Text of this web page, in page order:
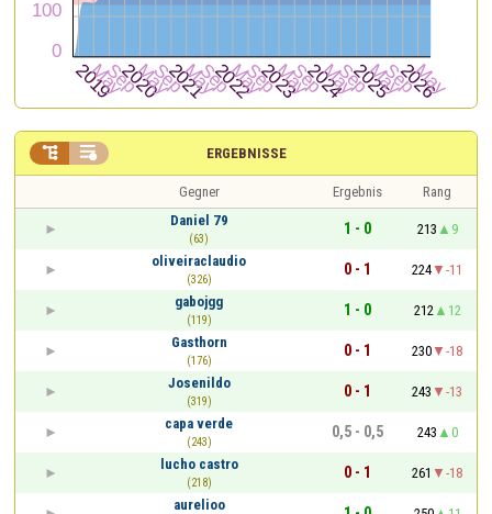
ERGEBNISSE
 
Gegner Ergebnis
Rang
Daniel 79
(63)
1 - 0 213
9
oliveiraclaudio
(326)
0 - 1 224
-11
gabojgg
(119)
1 - 0 212
12
Gasthorn
(176)
0 - 1 230
-18
Josenildo
(319)
0 - 1 243
-13
capa verde
(243)
0,5 - 0,5 243
0
lucho castro
(218)
0 - 1 261
-18
aurelioo